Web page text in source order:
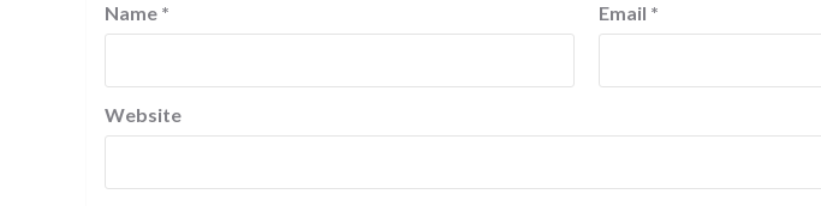
Name * Email *
Website